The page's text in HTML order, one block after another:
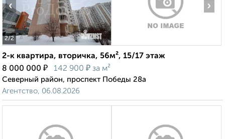
2/2
‹ ›
2-к квартира, вторичка, 56м², 15/17 этаж
8 000 000 ₽ 142 900 ₽ за м²
Северный район, проспект Победы 28а
Агентство, 06.08.2026